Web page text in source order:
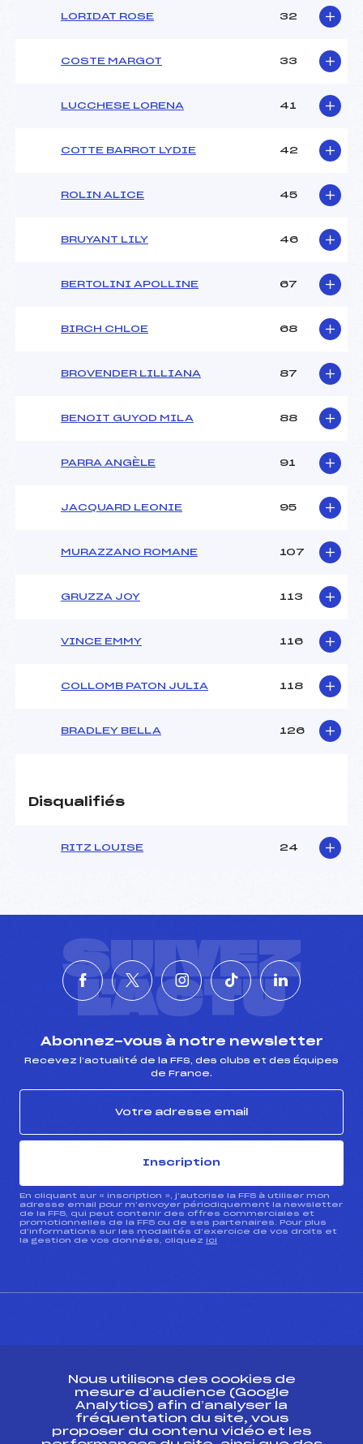
LORIDAT ROSE 32
COSTE MARGOT 33
LUCCHESE LORENA 41
COTTE BARROT LYDIE 42
ROLIN ALICE 45
BRUYANT LILY 46
BERTOLINI APOLLINE 67
BIRCH CHLOE 68
BROVENDER LILLIANA 87
BENOIT GUYOD MILA 88
PARRA ANGÈLE 91
JACQUARD LEONIE 95
MURAZZANO ROMANE 107
GRUZZA JOY 113
VINCE EMMY 116
COLLOMB PATON JULIA 118
BRADLEY BELLA 126
Disqualifiés
RITZ LOUISE 24
SUIVEZ
L'ACTU
Abonnez-vous à notre newsletter
Recevez l’actualité de la FFS, des clubs et des Équipes
de France.
Inscription
En cliquant sur « inscription », j’autorise la FFS à utiliser mon
adresse email pour m’envoyer périodiquement la newsletter
de la FFS, qui peut contenir des offres commerciales et
promotionnelles de la FFS ou de ses partenaires. Pour plus
d’informations sur les modalités d’exercice de vos droits et
la gestion de vos données, cliquez ici
Ressources
Nous utilisons des cookies de
mesure d’audience (Google
Analytics) afin d’analyser la
fréquentation du site, vous
proposer du contenu vidéo et les